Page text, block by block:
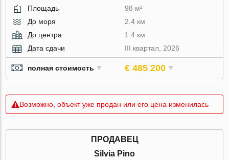
Площадь
98 м²
До моря
2.4 км
До центра
1.4 км
Дата сдачи
III квартал, 2026
полная стоимость € 485 200
Возможно, объект уже продан или его цена изменилась
ПРОДАВЕЦ
Silvia Pino